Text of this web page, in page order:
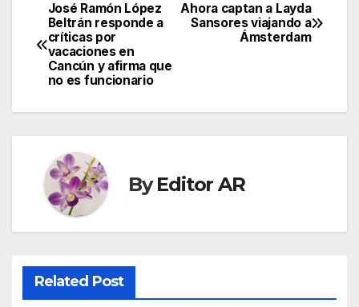
Post
navigation
Ahora captan a Layda
Sansores viajando a
Ámsterdam
José Ramón López
Beltrán responde a
críticas por
vacaciones en
Cancún y afirma que
no es funcionario
ByEditor AR
Related Post